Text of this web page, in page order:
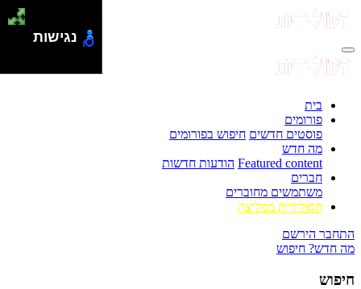
בית
פורומים
פוסטים חדשים חיפוש בפורומים
מה חדש
Featured content הודעות חדשות
חברים
משתמשים מחוברים
הסולידית ממליצה
התחבר הירשם
מה חדש? חיפוש
חיפוש
נגישות